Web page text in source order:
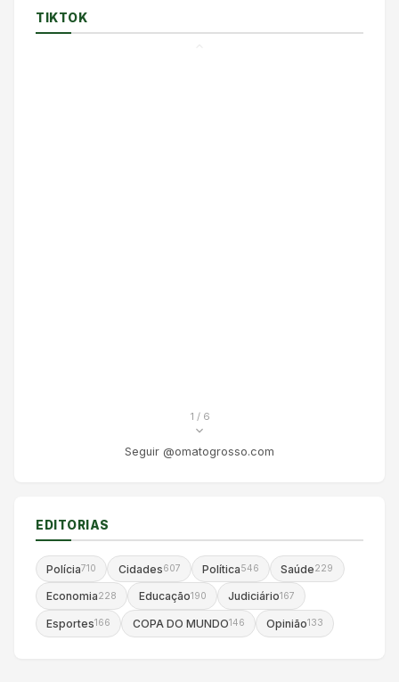
TIKTOK
1 / 6
Seguir @omatogrosso.com
EDITORIAS
Polícia710 Cidades607 Política546 Saúde229
Economia228 Educação190 Judiciário167
Esportes166 COPA DO MUNDO146 Opinião133